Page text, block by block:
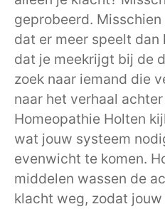
geprobeerd.
dat er meer speelt
dat je meekrijgt bij de
zoek naar iemand die
naar het verhaal
Homeopathie Holten
wat jouw systeem
evenwicht te komen.
middelen wassen de
klacht weg, zodat